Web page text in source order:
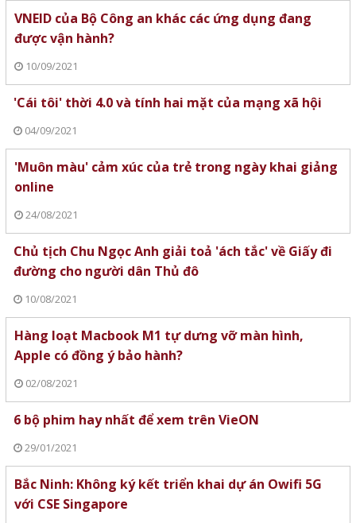
VNEID của Bộ Công an khác các ứng dụng đang
được vận hành?
10/09/2021
'Cái tôi' thời 4.0 và tính hai mặt của mạng xã hội
04/09/2021
'Muôn màu' cảm xúc của trẻ trong ngày khai giảng
online
24/08/2021
Chủ tịch Chu Ngọc Anh giải toả 'ách tắc' về Giấy đi
đường cho người dân Thủ đô
10/08/2021
Hàng loạt Macbook M1 tự dưng vỡ màn hình,
Apple có đồng ý bảo hành?
02/08/2021
6 bộ phim hay nhất để xem trên VieON
29/01/2021
Bắc Ninh: Không ký kết triển khai dự án Owifi 5G
với CSE Singapore